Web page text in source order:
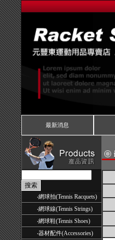
最新消息
‧網球拍(Tennis Racquets)
‧網球線(Tennis Strings)
‧網球鞋(Tennis Shoes)
‧器材配件(Accessories)